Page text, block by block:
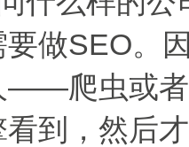
做SEO。
——爬虫或者
到，然后